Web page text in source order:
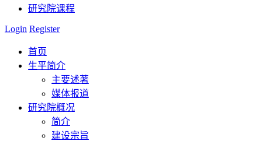
研究院课程
Login Register
首页
生平简介
主要述著
媒体报道
研究院概况
简介
建设宗旨